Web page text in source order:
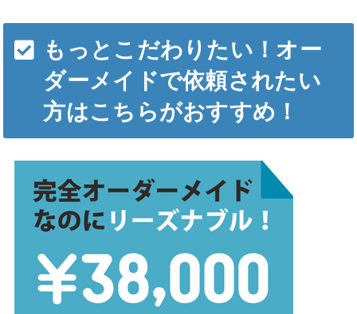
もっとこだわりたい！オー
ダーメイドで依頼されたい
方はこちらがおすすめ！